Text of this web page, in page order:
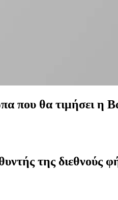
που θα τιμήσει η
της